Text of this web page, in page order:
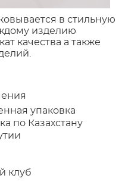
в стильную
изделию
качества а также
упаковка
по Казахстану
клуб